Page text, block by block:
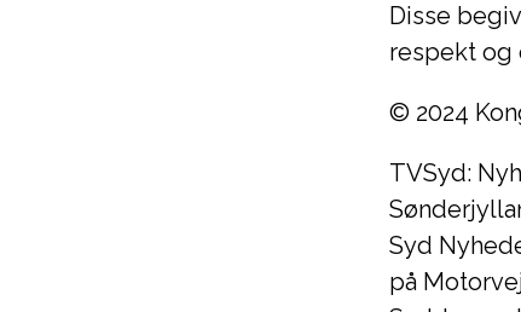
Disse
respekt
© 2024
TVSyd:
Syd
på